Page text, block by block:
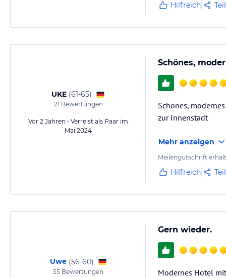
Hilfreich
UKE (61-65)
21 Bewertungen
Vor 2 Jahren • Verreist als Paar im
Mai 2024
Schönes,
Schönes,
zur Innenstadt
Mehr anzeigen
Meilengutschrift
Hilfreich
Uwe (56-60)
55 Bewertungen
Gern wieder.
Modernes Hotel